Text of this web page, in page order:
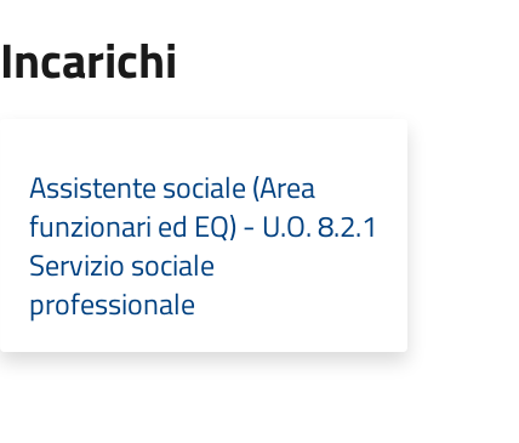
Incarichi
Assistente sociale (Area
funzionari ed EQ) - U.O. 8.2.1
Servizio sociale
professionale